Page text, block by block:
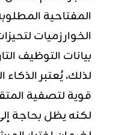
المفتاحية
الخوارزميات
بيانات التوظيف
لذلك، يُعتبر
قوية لتصفية
لكنه يظل بحاجة